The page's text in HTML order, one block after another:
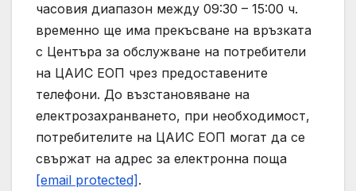
часовия диапазон между 09:30 – 15:00 ч.
временно ще има прекъсване на връзката
с Центъра за обслужване на потребители
на ЦАИС ЕОП чрез предоставените
телефони. До възстановяване на
електрозахранването, при необходимост,
потребителите на ЦАИС ЕОП могат да се
свържат на адрес за електронна поща
[email protected] .